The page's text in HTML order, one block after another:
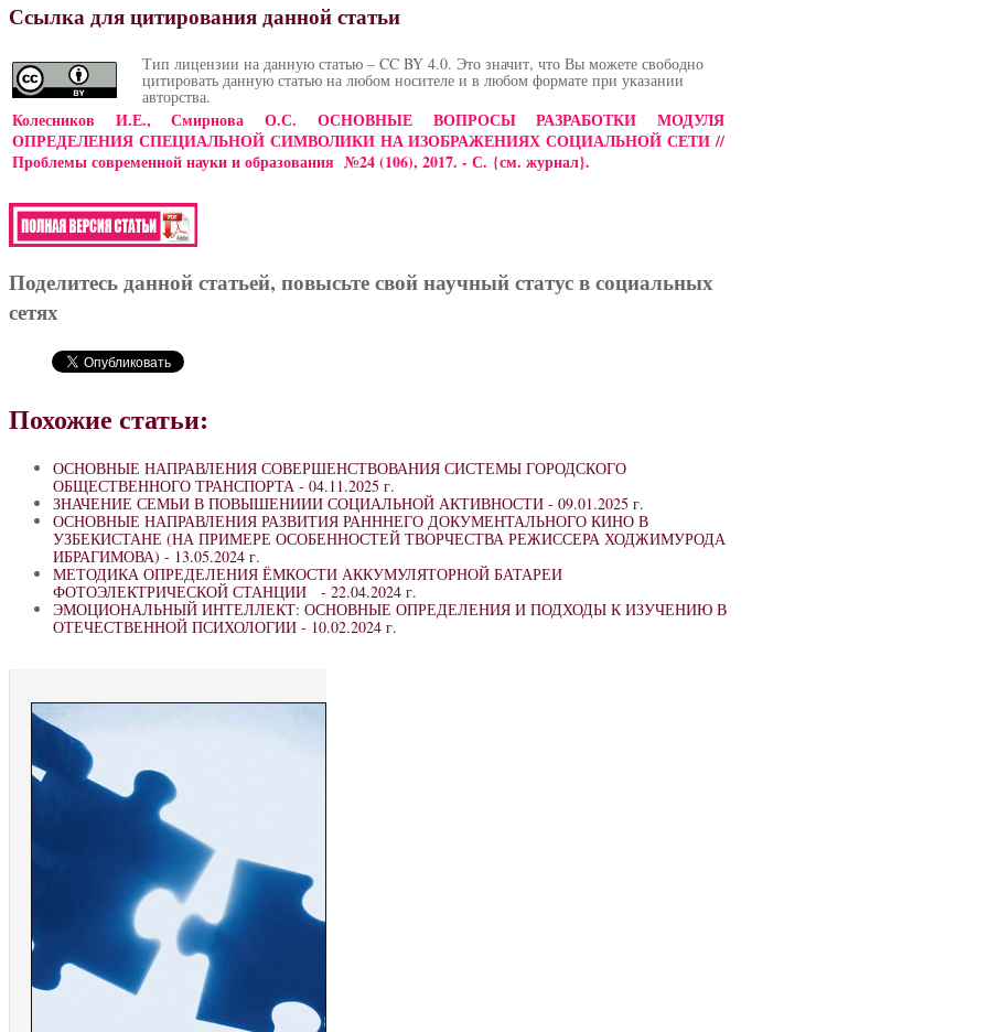
Ссылка для цитирования данной статьи
Тип лицензии на данную статью – CC BY 4.0. Это значит, что Вы можете свободно
цитировать данную статью на любом носителе и в любом формате при указании
авторства.
Колесников И.Е., Смирнова О.С. ОСНОВНЫЕ ВОПРОСЫ РАЗРАБОТКИ МОДУЛЯ
ОПРЕДЕЛЕНИЯ СПЕЦИАЛЬНОЙ СИМВОЛИКИ НА ИЗОБРАЖЕНИЯХ СОЦИАЛЬНОЙ СЕТИ //
Проблемы современной науки и образования №24 (106), 2017. - С. {см. журнал}.
Поделитесь данной статьей, повысьте свой научный статус в социальных
сетях
Похожие статьи:
ОСНОВНЫЕ НАПРАВЛЕНИЯ СОВЕРШЕНСТВОВАНИЯ СИСТЕМЫ ГОРОДСКОГО
ОБЩЕСТВЕННОГО ТРАНСПОРТА - 04.11.2025 г.
ЗНАЧЕНИЕ СЕМЬИ В ПОВЫШЕНИИИ СОЦИАЛЬНОЙ АКТИВНОСТИ - 09.01.2025 г.
ОСНОВНЫЕ НАПРАВЛЕНИЯ РАЗВИТИЯ РАНННЕГО ДОКУМЕНТАЛЬНОГО КИНО В
УЗБЕКИСТАНЕ (НА ПРИМЕРЕ ОСОБЕННОСТЕЙ ТВОРЧЕСТВА РЕЖИССЕРА ХОДЖИМУРОДА
ИБРАГИМОВА) - 13.05.2024 г.
МЕТОДИКА ОПРЕДЕЛЕНИЯ ЁМКОСТИ АККУМУЛЯТОРНОЙ БАТАРЕИ
ФОТОЭЛЕКТРИЧЕСКОЙ СТАНЦИИ - 22.04.2024 г.
ЭМОЦИОНАЛЬНЫЙ ИНТЕЛЛЕКТ: ОСНОВНЫЕ ОПРЕДЕЛЕНИЯ И ПОДХОДЫ К ИЗУЧЕНИЮ В
ОТЕЧЕСТВЕННОЙ ПСИХОЛОГИИ - 10.02.2024 г.